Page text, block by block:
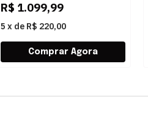
R$ 1.099,99
5 x de R$ 220,00